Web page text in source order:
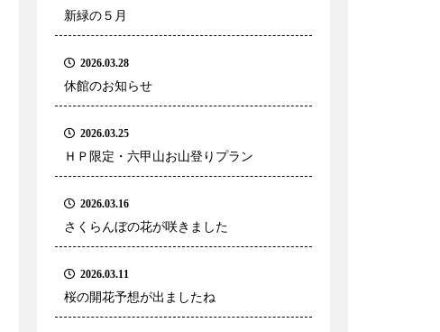
新緑の５月
2026.03.28
休館のお知らせ
2026.03.25
ＨＰ限定・六甲山お山登りプラン
2026.03.16
さくらんぼの花が咲きました
2026.03.11
桜の開花予想が出ましたね